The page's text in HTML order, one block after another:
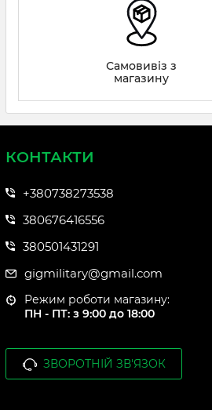
Самовивіз з
магазину
КОНТАКТИ
+380738273538
380676416556
380501431291
gigmilitary@gmail.com
Режим роботи магазину:
ПН - ПТ: з 9:00 до 18:00
ЗВОРОТНІЙ ЗВ'ЯЗОК